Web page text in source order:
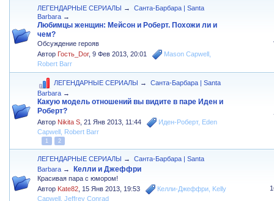
ЛЕГЕНДАРНЫЕ СЕРИАЛЫ →
Санта-Барбара | Santa
Barbara →
Любимцы женщин: Мейсон и Роберт. Похожи ли и
чем?
Обсуждение герояв
Автор Гость_Dor,9 Фев 2013, 20:01 Mason Capwell
Robert Barr
ЛЕГЕНДАРНЫЕ СЕРИАЛЫ →
Санта-Барбара | Santa
Barbara →
Какую модель отношений вы видите в паре Иден и
Роберт?
Автор Nikita S ,21 Янв 2013, 11:44 Иден-Роберт, Eden
Capwell Robert Barr
1 2
ЛЕГЕНДАРНЫЕ СЕРИАЛЫ →
Санта-Барбара | Santa
Barbara → Келли и Джеффри
Красивая пара с юмором!
Автор Kate82 15 Янв 2013, 19:53 Келли-Джеффри Kelly
Capwell ,Jeffrey Conrad